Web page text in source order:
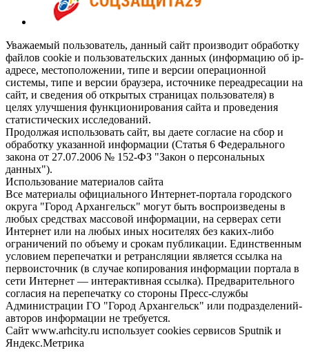
Уважаемый пользователь, данный сайт производит обработку
файлов cookie и пользовательских данных (информацию об ip-
адресе, местоположении, типе и версии операционной
системы, типе и версии браузера, источнике переадресации на
сайт, и сведения об открытых страницах пользователя) в
целях улучшения функционирования сайта и проведения
статистических исследований.
Продолжая использовать сайт, вы даете согласие на сбор и
обработку указанной информации (Статья 6 Федерального
закона от 27.07.2006 № 152-ФЗ "Закон о персональных
данных").
Использование материалов сайта
Все материалы официального Интернет-портала городского
округа "Город Архангельск" могут быть воспроизведены в
любых средствах массовой информации, на серверах сети
Интернет или на любых иных носителях без каких-либо
ограничений по объему и срокам публикации. Единственным
условием перепечатки и ретрансляции является ссылка на
первоисточник (в случае копирования информации портала в
сети Интернет — интерактивная ссылка). Предварительного
согласия на перепечатку со стороны Пресс-службы
Администрации ГО "Город Архангельск" или подразделений-
авторов информации не требуется.
Сайт www.arhcity.ru использует cookies сервисов Sputnik и
Яндекс.Метрика